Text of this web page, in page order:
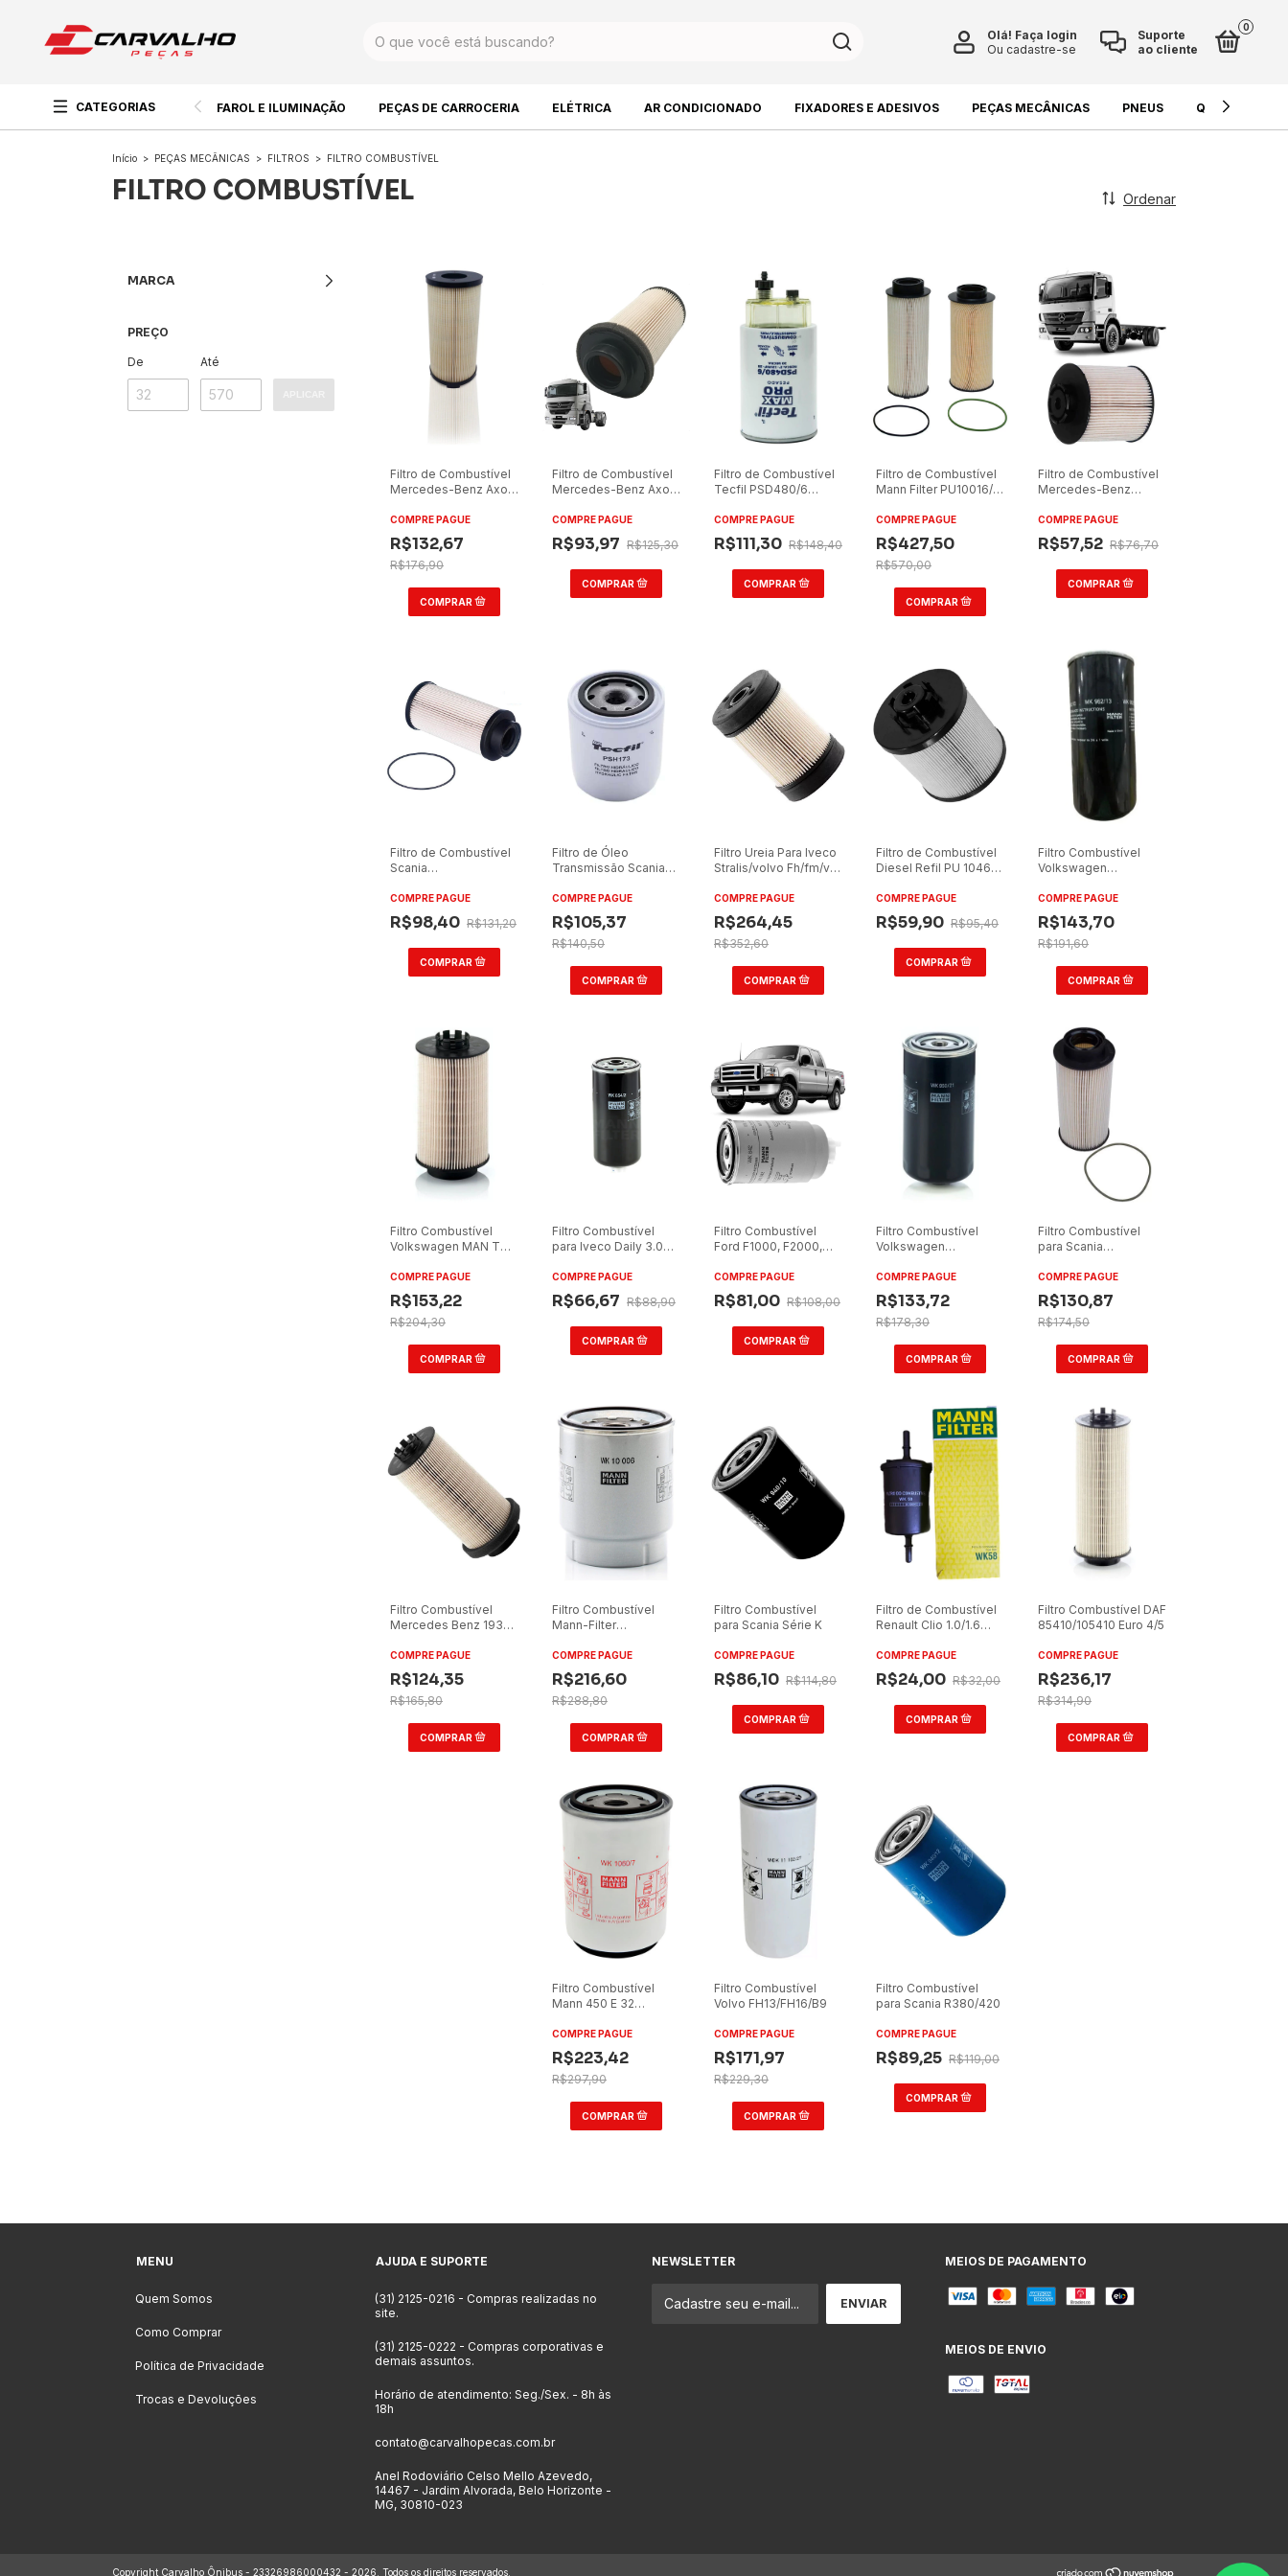
Suporte
ao cliente
Olá! Faça login
Ou cadastre-se
0
CATEGORIAS FAROL E ILUMINAÇÃO PEÇAS DE CARROCERIA ELÉTRICA AR CONDICIONADO FIXADORES E ADESIVOS PEÇAS MECÂNICAS PNEUS QUÍMICOS E
Início > PEÇAS MECÂNICAS > FILTROS > FILTRO COMBUSTÍVEL
FILTRO COMBUSTÍVEL Ordenar
MARCA
PREÇO
De Até
Filtro de Combustível
Mercedes-Benz Axor
PU9198X
COMPRE PAGUE
R$132,67
R$176,90
Filtro de Combustível
Mercedes-Benz Axor
PEC3021
COMPRE PAGUE
R$93,97 R$125,30
Filtro de Combustível
Tecfil PSD480/6
1944 2638
COMPRE PAGUE
R$111,30 R$148,40
Filtro de Combustível
Mann Filter PU10016/1-
COMPRE PAGUE
R$427,50
R$570,00
Filtro de Combustível
Mercedes-Benz
2005-2012 Tecfil
PEC3022
COMPRE PAGUE
R$57,52 R$76,70
Filtro de Combustível
Scania
Tecfil PEC3024
COMPRE PAGUE
R$98,40 R$131,20
Filtro de Óleo
Transmissão Scania
COMPRE PAGUE
R$105,37
R$140,50
Filtro Ureia Para Iveco
Stralis/volvo Fh/fm/vm
COMPRE PAGUE
R$264,45
R$352,60
Filtro de Combustível
Diesel Refil PU 1046X
COMPRE PAGUE
R$59,90 R$95,40
Filtro Combustível
Volkswagen
6.12 HK962/13
COMPRE PAGUE
R$143,70
R$191,60
Filtro Combustível
Volkswagen MAN TGX
PU1059X
COMPRE PAGUE
R$153,22
R$204,30
Filtro Combustível
para Iveco Daily 3.0
PSC455
COMPRE PAGUE
R$66,67 R$88,90
Filtro Combustível
Ford F1000, F2000,
WK842
COMPRE PAGUE
R$81,00 R$108,00
Filtro Combustível
Volkswagen
COMPRE PAGUE
R$133,72
R$178,30
Filtro Combustível
para Scania
COMPRE PAGUE
R$130,87
R$174,50
Filtro Combustível
Mercedes Benz 1938
COMPRE PAGUE
R$124,35
R$165,80
Filtro Combustível
Mann-Filter
FH 460
COMPRE PAGUE
R$216,60
R$288,80
Filtro Combustível
para Scania Série K
COMPRE PAGUE
R$86,10 R$114,80
Filtro de Combustível
Renault Clio 1.0/1.6
COMPRE PAGUE
R$24,00 R$32,00
Filtro Combustível DAF
85410/105410 Euro 4/5
COMPRE PAGUE
R$236,17
R$314,90
Filtro Combustível
Mann 450 E 32
COMPRE PAGUE
R$223,42
R$297,90
Filtro Combustível
Volvo FH13/FH16/B9
COMPRE PAGUE
R$171,97
R$229,30
Filtro Combustível
para Scania R380/420
COMPRE PAGUE
R$89,25 R$119,00
MENU
Quem Somos
Como Comprar
Política de Privacidade
Trocas e Devoluções
AJUDA E SUPORTE
(31) 2125-0216 - Compras realizadas no
site.
(31) 2125-0222 - Compras corporativas e
demais assuntos.
Horário de atendimento: Seg./Sex. - 8h às
18h
contato@carvalhopecas.com.br
Anel Rodoviário Celso Mello Azevedo,
14467 - Jardim Alvorada, Belo Horizonte -
MG, 30810-023
NEWSLETTER MEIOS DE PAGAMENTO
MEIOS DE ENVIO
Copyright Carvalho Ônibus - 23326986000432 - 2026. Todos os direitos reservados.